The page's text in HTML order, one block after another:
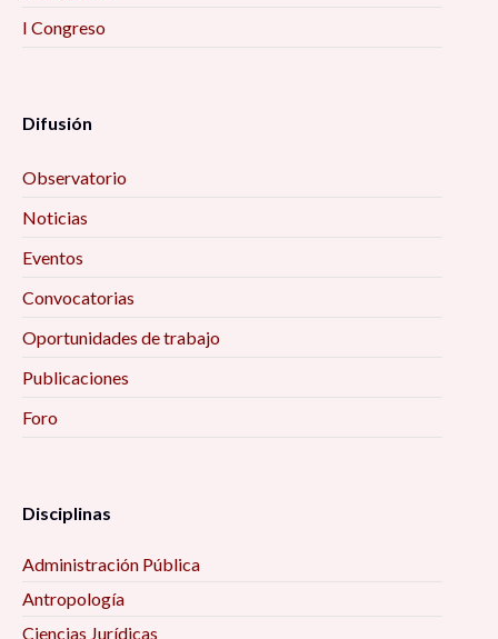
I Congreso
Difusión
Observatorio
Noticias
Eventos
Convocatorias
Oportunidades de trabajo
Publicaciones
Foro
Disciplinas
Administración Pública
Antropología
Ciencias Jurídicas